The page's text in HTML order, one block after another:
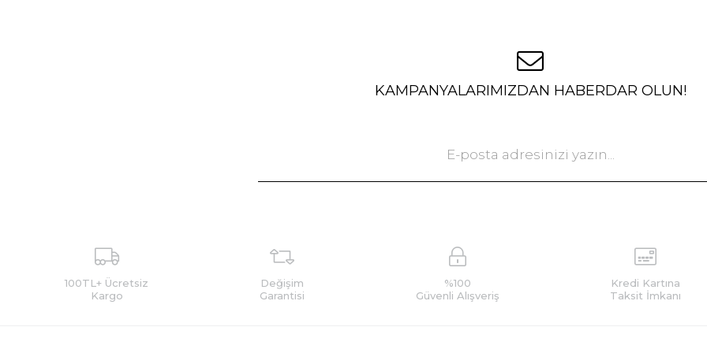
KAMPANYALARIMIZDAN HABERDAR OLUN!
100TL+ Ücretsiz
Kargo
Değişim
Garantisi
%100
Güvenli Alışveriş
Kredi Kartına
Taksit İmkanı